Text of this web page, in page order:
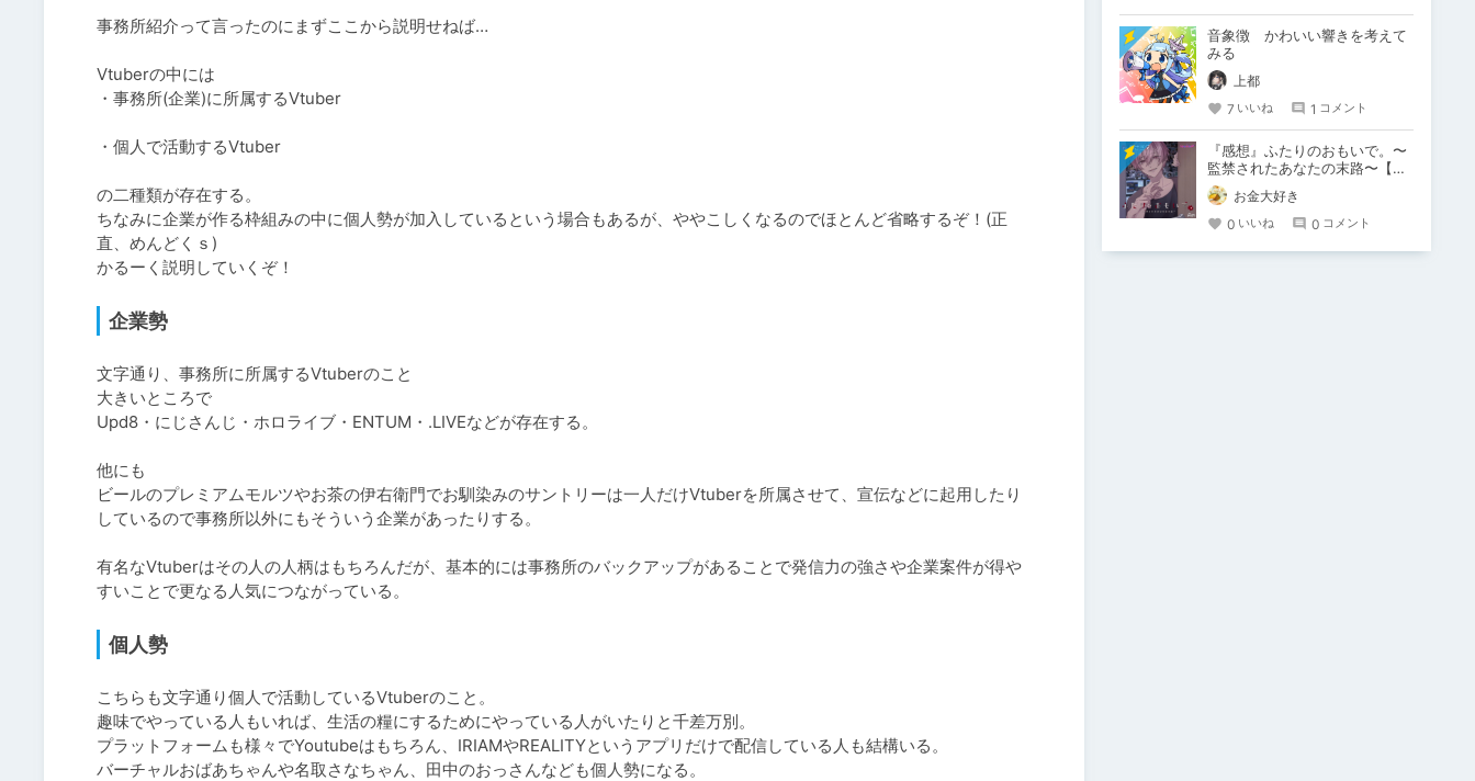
事務所紹介って言ったのにまずここから説明せねば…
Vtuberの中には
・事務所(企業)に所属するVtuber
・個人で活動するVtuber
の二種類が存在する。
ちなみに企業が作る枠組みの中に個人勢が加入しているという場合もあるが、ややこしくなるのでほとんど省略するぞ！(正
直、めんどくｓ)
かるーく説明していくぞ！
企業勢
文字通り、事務所に所属するVtuberのこと
大きいところで
Upd8・にじさんじ・ホロライブ・ENTUM・.LIVEなどが存在する。
他にも
ビールのプレミアムモルツやお茶の伊右衛門でお馴染みのサントリーは一人だけVtuberを所属させて、宣伝などに起用したり
しているので事務所以外にもそういう企業があったりする。
有名なVtuberはその人の人柄はもちろんだが、基本的には事務所のバックアップがあることで発信力の強さや企業案件が得や
すいことで更なる人気につながっている。
個人勢
こちらも文字通り個人で活動しているVtuberのこと。
趣味でやっている人もいれば、生活の糧にするためにやっている人がいたりと千差万別。
プラットフォームも様々でYoutubeはもちろん、IRIAMやREALITYというアプリだけで配信している人も結構いる。
バーチャルおばあちゃんや名取さなちゃん、田中のおっさんなども個人勢になる。
音象徴 かわいい響きを考えて
みる
上都
7 いいね 1 コメント
『感想』ふたりのおもいで。〜
監禁されたあなたの末路〜【が
るまに限定特典付き】
お金大好き
0 いいね 0 コメント